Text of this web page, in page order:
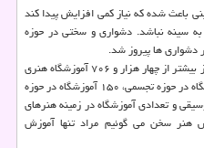
باعث شده كه نیاز كمی افزایش پیدا كند
سینه نباشد. دشواری و سختی در حوزه
ها پیروز شد.
معاون امور هنری در ادامه اظهار داشت: امروز بیشتر از چهار هزار و ۷۰۶ آموزشگاه هنری
داریم كه از این تعداد دو هزار و ۴۰۱ آموزشگاه در حوزه تجسمی، ۱۵۰ آموزشگاه در حوزه
هنری موسیقی و تعدادی آموزشگاه در زمینه هنرهای
هنر سخن می گوئیم مراد تنها آموزش